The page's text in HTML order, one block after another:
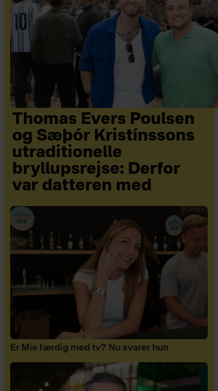
Thomas Evers Poulsen
og Sæþór Kristínssons
utraditionelle
bryllupsrejse: Derfor
var datteren med
Er Mie færdig med tv? Nu svarer hun